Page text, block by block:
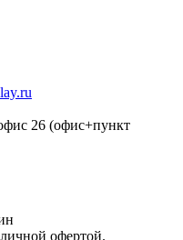
26 (офис+пункт
офертой.